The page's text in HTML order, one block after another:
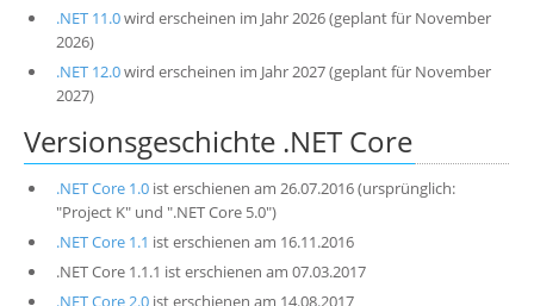
.NET 11.0wird erscheinen im Jahr 2026 (geplant für November
2026)
.NET 12.0wird erscheinen im Jahr 2027 (geplant für November
2027)
Versionsgeschichte .NET Core
.NET Core 1.0ist erschienen am 26.07.2016 (ursprünglich:
"Project K" und ".NET Core 5.0")
.NET Core 1.1 ist erschienen am 16.11.2016
.NET Core 1.1.1 ist erschienen am 07.03.2017
.NET Core 2.0ist erschienen am 14.08.2017